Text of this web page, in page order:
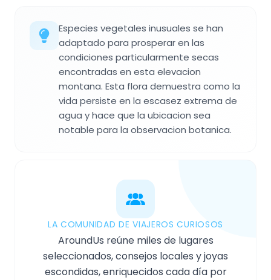
Especies vegetales inusuales se han
adaptado para prosperar en las
condiciones particularmente secas
encontradas en esta elevacion
montana. Esta flora demuestra como la
vida persiste en la escasez extrema de
agua y hace que la ubicacion sea
notable para la observacion botanica.
LA COMUNIDAD DE VIAJEROS CURIOSOS
AroundUs reúne miles de lugares
seleccionados, consejos locales y joyas
escondidas, enriquecidos cada día por